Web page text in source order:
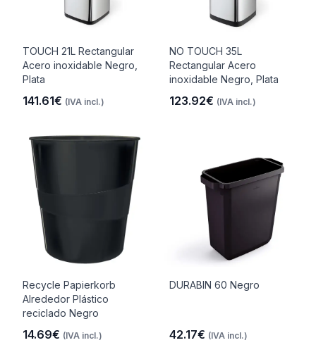
TOUCH 21L Rectangular
Acero inoxidable Negro,
Plata
141.61€ (IVA incl.)
NO TOUCH 35L
Rectangular Acero
inoxidable Negro, Plata
123.92€ (IVA incl.)
Recycle Papierkorb
Alrededor Plástico
reciclado Negro
14.69€ (IVA incl.)
DURABIN 60 Negro
42.17€ (IVA incl.)